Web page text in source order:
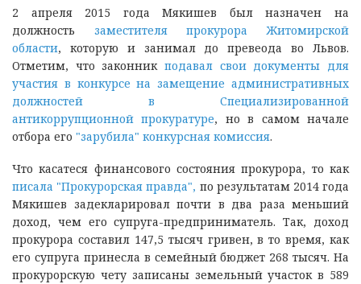
2 апреля 2015 года Мякишев был назначен на
должность заместителя прокурора Житомирской
области, которую и занимал до превеода во Львов.
Отметим, что законник подавал свои документы для
участия в конкурсе на замещение административных
должностей в Специализированной
антикоррупционной прокуратуре, но в самом начале
отбора его "зарубила" конкурсная комиссия.
Что касатеся финансового состояния прокурора, то как
писала "Прокурорская правда", по результатам 2014 года
Мякишев задекларировал почти в два раза меньший
доход, чем его супруга-предприниматель. Так, доход
прокурора составил 147,5 тысяч гривен, в то время, как
его супруга принесла в семейный бюджет 268 тысяч. На
прокурорскую чету записаны земельный участок в 589